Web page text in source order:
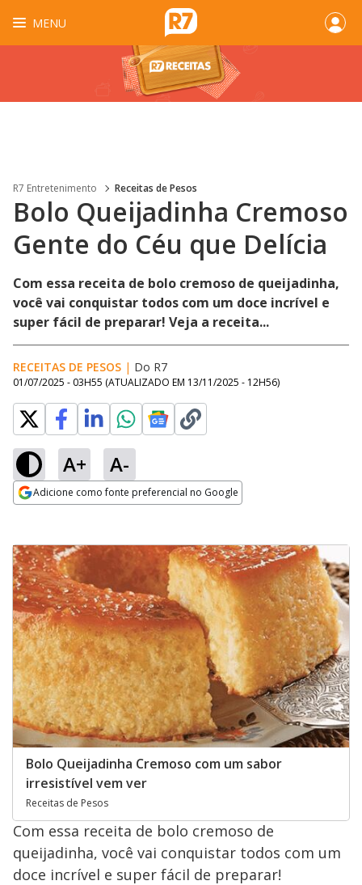
MENU
R7 Entretenimento Receitas de Pesos
Bolo Queijadinha Cremoso
Gente do Céu que Delícia
Com essa receita de bolo cremoso de queijadinha,
você vai conquistar todos com um doce incrível e
super fácil de preparar! Veja a receita...
RECEITAS DE PESOS | Do R7
01/07/2025 - 03H55 (ATUALIZADO EM 13/11/2025 - 12H56)
A+ A-
Adicione como fonte preferencial no Google
Bolo Queijadinha Cremoso com um sabor
irresistível vem ver
Receitas de Pesos
Com essa receita de bolo cremoso de
queijadinha, você vai conquistar todos com um
doce incrível e super fácil de preparar!